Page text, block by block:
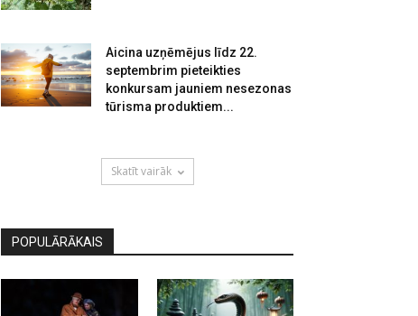
Aicina uzņēmējus līdz 22.
septembrim pieteikties
konkursam jauniem nesezonas
tūrisma produktiem...
Skatīt vairāk
POPULĀRĀKAIS